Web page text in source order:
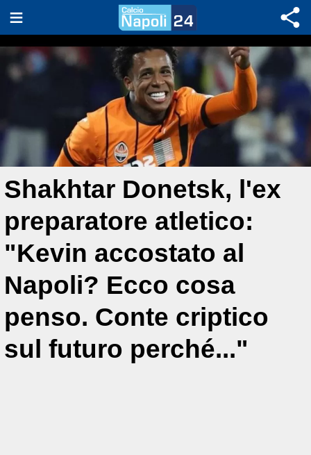
Shakhtar Donetsk, l'ex
preparatore atletico:
"Kevin accostato al
Napoli? Ecco cosa
penso. Conte criptico
sul futuro perché..."